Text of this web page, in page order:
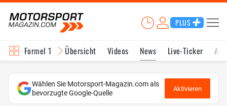
PLUS
Formel 1 Übersicht Videos News Live-Ticker
Wählen Sie Motorsport-Magazin.com als
bevorzugte Google-Quelle
Aktivieren